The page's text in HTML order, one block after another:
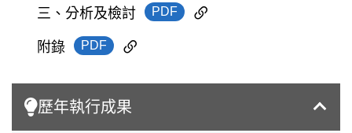
三、分析及檢討 PDF
附錄 PDF
歷年執行成果